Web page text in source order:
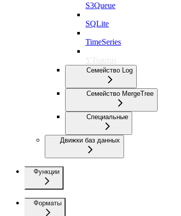
S3Queue
SQLite
TimeSeries
YTsaurus
Семейство Log
Семейство MergeTree
Специальные
Движки баз данных
Функции
Форматы